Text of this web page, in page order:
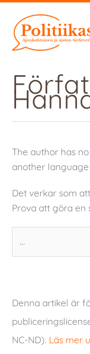
innehåll
The author has
another
Det verkar som
Prova att göra en
efter:
Denna artikel är
NC-ND). Läs mer